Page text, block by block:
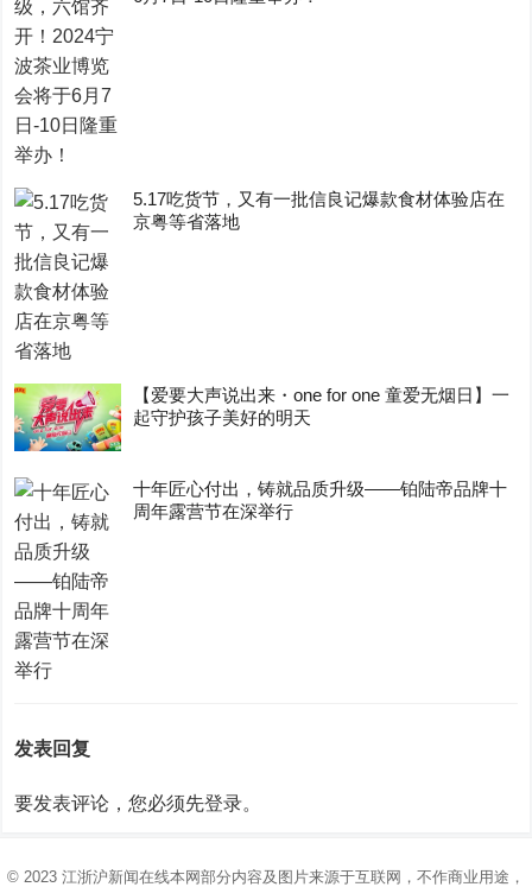
5.17吃货节，又有一批信良记爆款食材体验店在
京粤等省落地
【爱要大声说出来・one for one 童爱无烟日】一
起守护孩子美好的明天
十年匠心付出，铸就品质升级——铂陆帝品牌十
周年露营节在深举行
发表回复
要发表评论，您必须先登录。
© 2023 江浙沪新闻在线本网部分内容及图片来源于互联网，不作商业用途，